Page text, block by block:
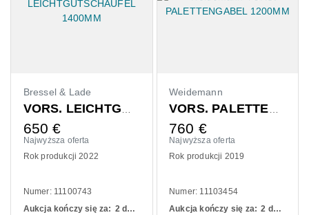
Bressel & Lade
VORS. LEICHTGUTSCHAUFEL 1400MM
650€
Najwyższa oferta
Rok produkcji 2022
Numer: 11100743
Aukcja kończy się za: 2 days
Weidemann
VORS. PALETTENGABEL 1200MM
760€
Najwyższa oferta
Rok produkcji 2019
Numer: 11103454
Aukcja kończy się za: 2 days